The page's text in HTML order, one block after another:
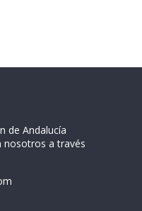
de Andalucía
nosotros a través